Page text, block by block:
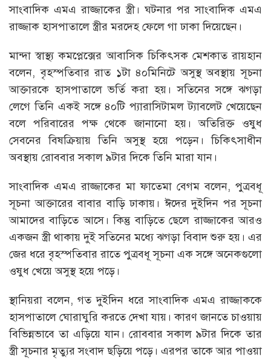
সাংবাদিক এমএ রাজ্জাকের স্ত্রী। ঘটনার পর সাংবাদিক এমএ
রাজ্জাক হাসপাতালে স্ত্রীর মরদেহ ফেলে গা ঢাকা দিয়েছেন।
মান্দা স্বাস্থ্য কমপ্লেক্সের আবাসিক চিকিৎসক মেশকাত রায়হান
বলেন, বৃহস্পতিবার রাত ১টা ৪০মিনিটে অসুস্থ অবস্থায় সূচনা
আক্তারকে হাসপাতালে ভর্তি করা হয়। সতিনের সঙ্গে ঝগড়া
লেগে তিনি একই সঙ্গে ৪০টি প্যারাসিটামল ট্যাবলেট খেয়েছেন
বলে পরিবারের পক্ষ থেকে জানানো হয়। অতিরিক্ত ওষুধ
সেবনের বিষক্রিয়ায় তিনি অসুস্থ হয়ে পড়েন। চিকিৎসাধীন
অবস্থায় রোববার সকাল ৯টার দিকে তিনি মারা যান।
সাংবাদিক এমএ রাজ্জাকের মা ফাতেমা বেগম বলেন, পুত্রবধূ
সূচনা আক্তারের বাবার বাড়ি ঢাকায়। ঈদের দুইদিন পর সূচনা
আমাদের বাড়িতে আসে। কিন্তু বাড়িতে ছেলে রাজ্জাকের আরও
একজন স্ত্রী থাকায় দুই সতিনের মধ্যে ঝগড়া বিবাদ শুরু হয়। এর
জের ধরে বৃহস্পতিবার রাতে পুত্রবধূ সূচনা এক সঙ্গে অনেকগুলো
ওষুধ খেয়ে অসুস্থ হয়ে পড়ে।
স্থানিয়রা বলেন, গত দুইদিন ধরে সাংবাদিক এমএ রাজ্জাককে
হাসপাতালে ঘোরাঘুরি করতে দেখা যায়। কারণ জানতে চাওয়ায়
বিভিন্নভাবে তা এড়িয়ে যান। রোববার সকাল ৯টার দিকে তার
স্ত্রী সূচনার মৃত্যুর সংবাদ ছড়িয়ে পড়ে। এরপর তাকে আর পাওয়া